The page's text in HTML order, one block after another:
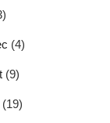
(4)
(9)
(19)